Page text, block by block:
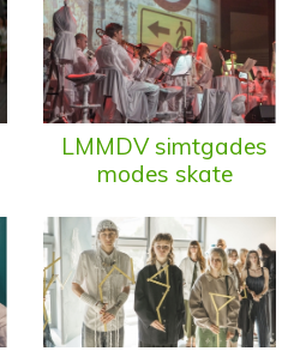
LMMDV simtgades
modes skate